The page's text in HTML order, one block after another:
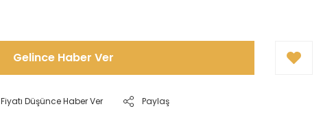
Gelince Haber Ver
Fiyatı Düşünce Haber Ver Paylaş